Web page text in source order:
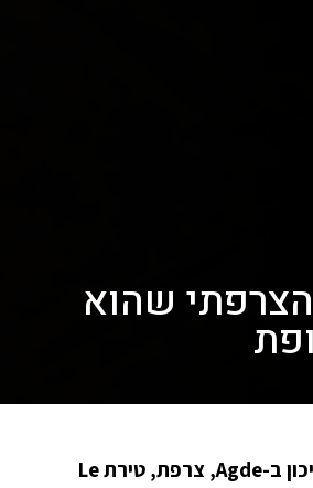
שהוא
בנמל לחוף הים התיכון ב-Agde, צרפת, טירת Le